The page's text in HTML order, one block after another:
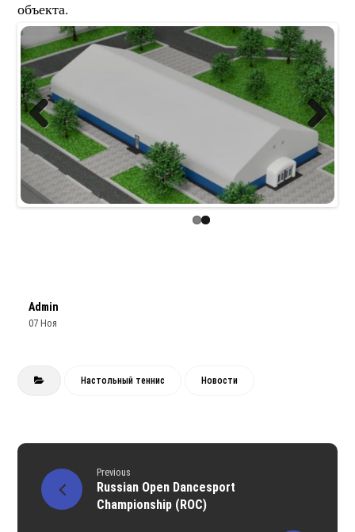
объекта.
Previous Next
Admin
07 Ноя
Настольный теннис Новости
Previous
Russian Open Dancesport
Championship (ROC)